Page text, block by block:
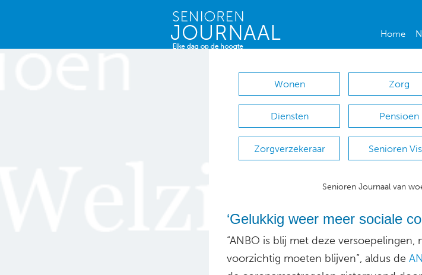
Home
Wonen Zorg
Diensten Pensioen
Zorgverzekeraar Senioren
Senioren Journaal van
‘Gelukkig weer meer sociale
“ANBO is blij met deze versoepelingen,
voorzichtig moeten blijven”, aldus de